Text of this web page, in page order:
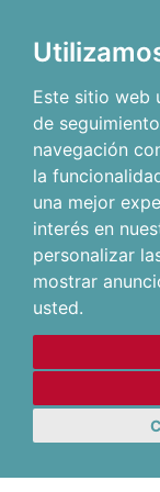
Este sitio web
de
navegación
la
una mejor
interés en
personalizar
mostrar
usted.